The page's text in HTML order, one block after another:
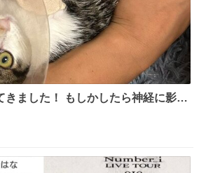
きました！ もしかしたら神経に影響
その影響で出にくいのもあるかも
てみると少し動きが弱いのかもなぁ
がら甘えん坊してました☺️